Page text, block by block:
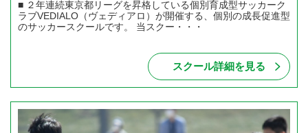
■ ２年連続東京都リーグを昇格している個別育成型サッカーク
ラブVEDIALO（ヴェディアロ）が開催する、個別の成長促進型
のサッカースクールです。 当スクー・・・
スクール詳細を見る